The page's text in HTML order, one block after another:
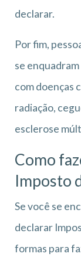
declarar.
Por fim,
se
com doenças
radiação,
esclerose
Como
Imposto
Se você se
declarar
formas para